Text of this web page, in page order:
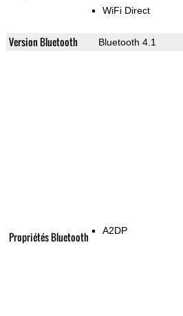
WiFi Direct
Version Bluetooth Bluetooth 4.1
Propriétés Bluetooth A2DP